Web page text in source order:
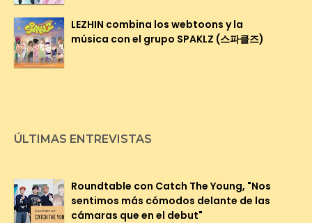
LEZHIN combina los webtoons y la
música con el grupo SPAKLZ (스파클즈)
ÚLTIMAS ENTREVISTAS
Roundtable con Catch The Young, "Nos
sentimos más cómodos delante de las
cámaras que en el debut"